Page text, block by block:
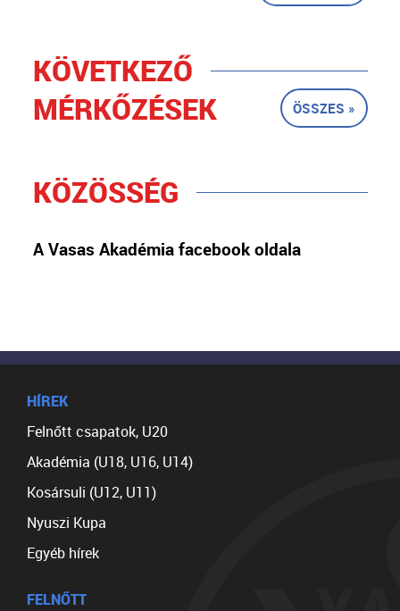
KÖVETKEZŐ
MÉRKŐZÉSEK
ÖSSZES »
KÖZÖSSÉG
A Vasas Akadémia facebook oldala
HÍREK
Felnőtt csapatok, U20
Akadémia (U18, U16, U14)
Kosársuli (U12, U11)
Nyuszi Kupa
Egyéb hírek
FELNŐTT